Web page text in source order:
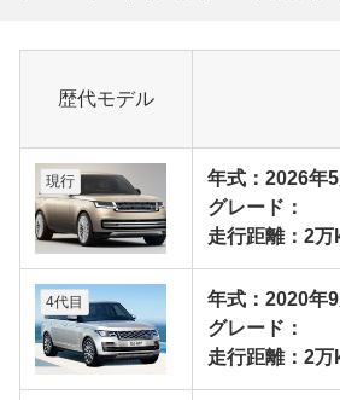
歴代モデル
現行
年式：2026年5
グレード：
走行距離：2万
4代目
年式：2020年9
グレード：
走行距離：2万